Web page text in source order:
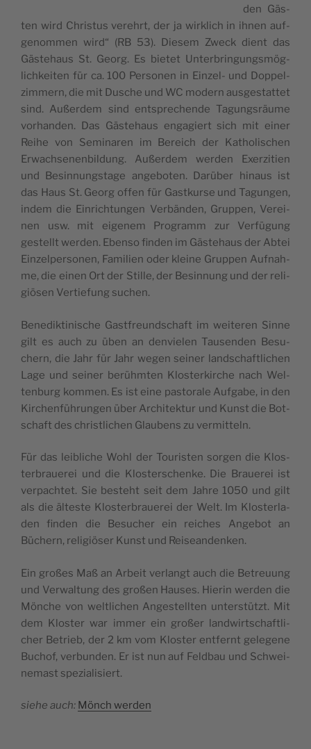
den Gäs­
ten wird Chris­tus ver­ehrt, der ja wirk­lich in ihnen auf­
ge­nom­men wird“ (RB 53). Die­sem Zweck dient das
Gäs­te­haus St. Georg. Es bie­tet Unter­brin­gungs­mög­
lich­kei­ten für ca. 100 Per­so­nen in Ein­zel- und Dop­pel­
zim­mern, die mit Dusche und WC modern aus­ge­stat­tet
sind. Außer­dem sind ent­spre­chen­de Tagungs­räu­me
vor­han­den. Das Gäs­te­haus enga­giert sich mit einer
Rei­he von Semi­na­ren im Bereich der Katho­li­schen
Erwach­se­nen­bil­dung. Außer­dem wer­den Exer­zi­ti­en
und Besin­nungs­ta­ge ange­bo­ten. Dar­über hin­aus ist
das Haus St. Georg offen für Gast­kur­se und Tagun­gen,
indem die Ein­rich­tun­gen Ver­bän­den, Grup­pen, Ver­ei­
nen usw. mit eige­nem Pro­gramm zur Ver­fü­gung
gestellt wer­den. Eben­so fin­den im Gäs­te­haus der Abtei
Ein­zel­per­so­nen, Fami­li­en oder klei­ne Grup­pen Auf­nah­
me, die einen Ort der Stil­le, der Besin­nung und der reli­
giö­sen Ver­tie­fung suchen.
Bene­dik­t­i­ni­sche Gast­freund­schaft im wei­te­ren Sin­ne
gilt es auch zu üben an den­vie­len Tau­sen­den Besu­
chern, die Jahr für Jahr wegen sei­ner land­schaft­li­chen
Lage und sei­ner berühm­ten Klos­ter­kir­che nach Wel­
ten­burg kom­men. Es ist eine pas­to­ra­le Auf­ga­be, in den
Kir­chen­füh­run­gen über Archi­tek­tur und Kunst die Bot­
schaft des christ­li­chen Glau­bens zu vermitteln.
Für das leib­li­che Wohl der Tou­ris­ten sor­gen die Klos­
ter­braue­rei und die Klos­ter­schen­ke. Die Braue­rei ist
ver­pach­tet. Sie besteht seit dem Jah­re 1050 und gilt
als die ältes­te Klos­ter­braue­rei der Welt. Im Klos­ter­la­
den fin­den die Besu­cher ein rei­ches Ange­bot an
Büchern, reli­giö­ser Kunst und Reiseandenken.
Ein gro­ßes Maß an Arbeit ver­langt auch die Betreu­ung
und Ver­wal­tung des gro­ßen Hau­ses. Hier­in wer­den die
Mön­che von welt­li­chen Ange­stell­ten unter­stützt. Mit
dem Klos­ter war immer ein gro­ßer land­wirt­schaft­li­
cher Betrieb, der 2 km vom Klos­ter ent­fernt gele­ge­ne
Buchof, ver­bun­den. Er ist nun auf Feld­bau und Schwei­
ne­mast spezialisiert.
sie­he auch: Mönch wer­den